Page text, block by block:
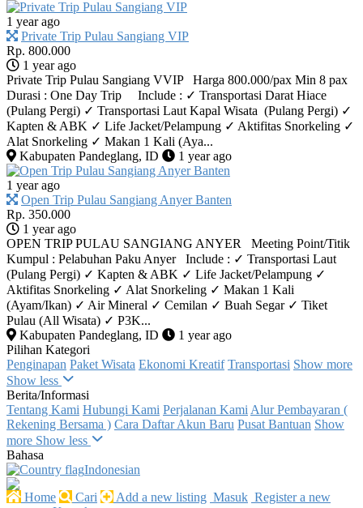
1 year ago
Private Trip Pulau Sangiang VIP
Rp. 800.000
1 year ago
Private Trip Pulau Sangiang VVIP Harga 800.000/pax Min 8 pax
Durasi : One Day Trip Include : ✓ Transportasi Darat Hiace
(Pulang Pergi) ✓ Transportasi Laut Kapal Wisata (Pulang Pergi) ✓
Kapten & ABK ✓ Life Jacket/Pelampung ✓ Aktifitas Snorkeling ✓
Alat Snorkeling ✓ Makan 1 Kali (Aya...
Kabupaten Pandeglang, ID
1 year ago
1 year ago
Open Trip Pulau Sangiang Anyer Banten
Rp. 350.000
1 year ago
OPEN TRIP PULAU SANGIANG ANYER Meeting Point/Titik
Kumpul : Pelabuhan Paku Anyer Include : ✓ Transportasi Laut
(Pulang Pergi) ✓ Kapten & ABK ✓ Life Jacket/Pelampung ✓
Aktifitas Snorkeling ✓ Alat Snorkeling ✓ Makan 1 Kali
(Ayam/Ikan) ✓ Air Mineral ✓ Cemilan ✓ Buah Segar ✓ Tiket
Pulau (All Wisata) ✓ P3K...
Kabupaten Pandeglang, ID
1 year ago
Pilihan Kategori
Penginapan Paket Wisata Ekonomi Kreatif Transportasi Show more
Show less
Berita/Informasi
Tentang Kami Hubungi Kami Perjalanan Kami Alur Pembayaran (
Rekening Bersama ) Cara Daftar Akun Baru Pusat Bantuan Show
more Show less
Bahasa
Indonesian‎
Home
Cari Add a new listing Masuk Register a new